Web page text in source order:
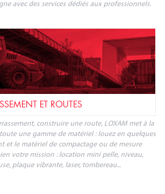
avec des services dédiés aux professionnels.
ET ROUTES
construire une route, LOXAM met à la
une gamme de matériel : louez en quelques
et le matériel de compactage ou de mesure
votre mission : location mini pelle, niveau,
plaque vibrante, laser, tombereau...